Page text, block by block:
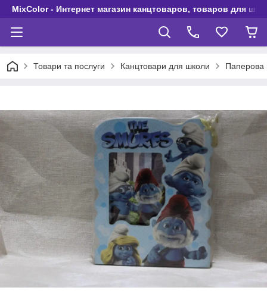
MixColor - Интернет магазин канцтоваров, товаров для
Товари та послуги Канцтовари для школи Паперова